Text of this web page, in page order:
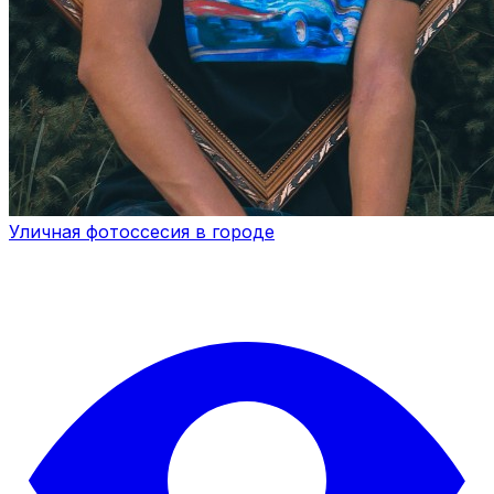
Уличная фотоссесия в городе